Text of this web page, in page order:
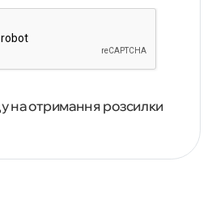
на отримання розсилки